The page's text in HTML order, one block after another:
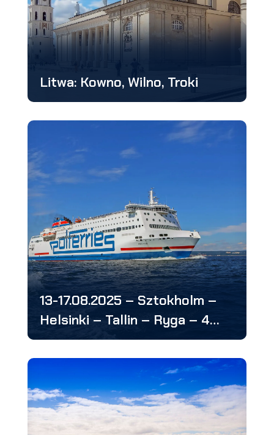
Litwa: Kowno, Wilno, Troki
13-17.08.2025 – Sztokholm –
Helsinki – Tallin – Ryga – 4
stolice: w 5 dni